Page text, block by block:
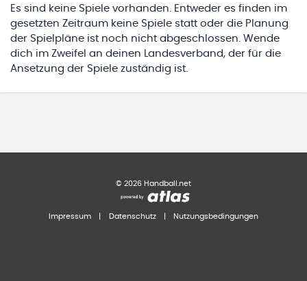
Es sind keine Spiele vorhanden. Entweder es finden im
gesetzten Zeitraum keine Spiele statt oder die Planung
der Spielpläne ist noch nicht abgeschlossen. Wende
dich im Zweifel an deinen Landesverband, der für die
Ansetzung der Spiele zuständig ist.
© 2026 Handball.net
Impressum Datenschutz Nutzungsbedingungen